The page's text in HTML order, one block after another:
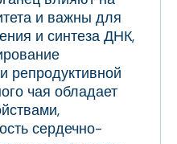
и важны для
и синтеза ДНК,
репродуктивной
чая обладает
сердечно-